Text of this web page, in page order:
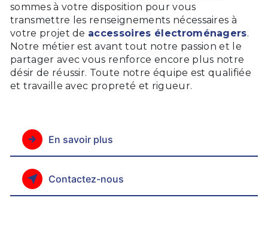
sommes à votre disposition pour vous
transmettre les renseignements nécessaires à
votre projet de accessoires électroménagers.
Notre métier est avant tout notre passion et le
partager avec vous renforce encore plus notre
désir de réussir. Toute notre équipe est qualifiée
et travaille avec propreté et rigueur.
En savoir plus
Contactez-nous